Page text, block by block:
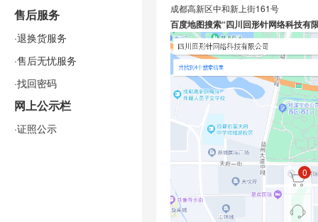
0
售后服务
·退换货服务
·售后无忧服务
·找回密码
网上公示栏
·证照公示
成都高新区中和新上街161号
百度地图搜索“四川回形针网络科技有